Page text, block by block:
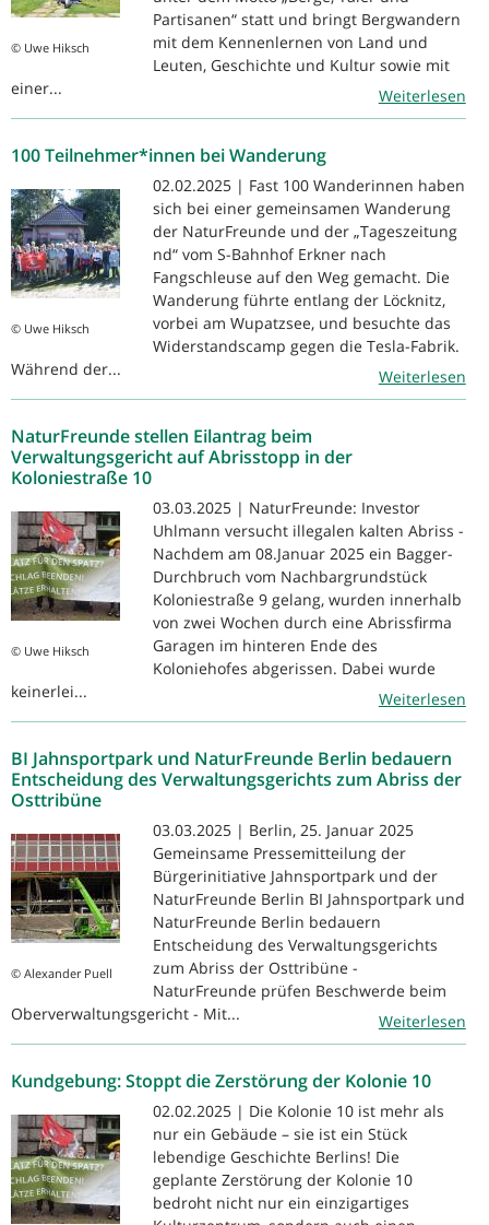
© Uwe Hiksch
Partisanen“ statt und bringt Bergwandern
mit dem Kennenlernen von Land und
Leuten, Geschichte und Kultur sowie mit
einer...
Weiterlesen
100 Teilnehmer*innen bei Wanderung
© Uwe Hiksch
02.02.2025 | Fast 100 Wanderinnen haben
sich bei einer gemeinsamen Wanderung
der NaturFreunde und der „Tageszeitung
nd“ vom S-Bahnhof Erkner nach
Fangschleuse auf den Weg gemacht. Die
Wanderung führte entlang der Löcknitz,
vorbei am Wupatzsee, und besuchte das
Widerstandscamp gegen die Tesla-Fabrik.
Während der...
Weiterlesen
NaturFreunde stellen Eilantrag beim
Verwaltungsgericht auf Abrisstopp in der
Koloniestraße 10
© Uwe Hiksch
03.03.2025 | NaturFreunde: Investor
Uhlmann versucht illegalen kalten Abriss -
Nachdem am 08.Januar 2025 ein Bagger-
Durchbruch vom Nachbargrundstück
Koloniestraße 9 gelang, wurden innerhalb
von zwei Wochen durch eine Abrissfirma
Garagen im hinteren Ende des
Koloniehofes abgerissen. Dabei wurde
keinerlei...
Weiterlesen
BI Jahnsportpark und NaturFreunde Berlin bedauern
Entscheidung des Verwaltungsgerichts zum Abriss der
Osttribüne
© Alexander Puell
03.03.2025 | Berlin, 25. Januar 2025
Gemeinsame Pressemitteilung der
Bürgerinitiative Jahnsportpark und der
NaturFreunde Berlin BI Jahnsportpark und
NaturFreunde Berlin bedauern
Entscheidung des Verwaltungsgerichts
zum Abriss der Osttribüne -
NaturFreunde prüfen Beschwerde beim
Oberverwaltungsgericht - Mit...
Weiterlesen
Kundgebung: Stoppt die Zerstörung der Kolonie 10
02.02.2025 | Die Kolonie 10 ist mehr als
nur ein Gebäude – sie ist ein Stück
lebendige Geschichte Berlins! Die
geplante Zerstörung der Kolonie 10
bedroht nicht nur ein einzigartiges